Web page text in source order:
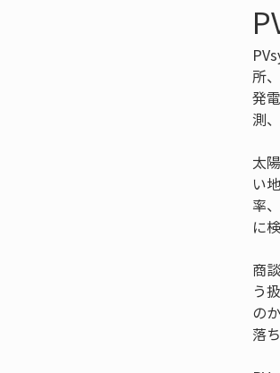
所
発
測
太
い
率
に
商
う
の
落